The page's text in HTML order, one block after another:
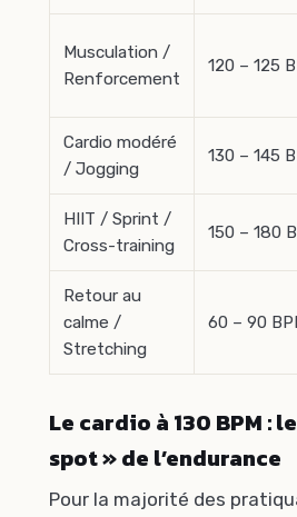
Musculation /
Renforcement
120 – 125
Cardio modéré
/ Jogging
130 – 145
HIIT / Sprint /
Cross-training
150 – 180
Retour au
calme /
Stretching
60 – 90
Le cardio à 130 BPM :
spot » de l’endurance
Pour la majorité des